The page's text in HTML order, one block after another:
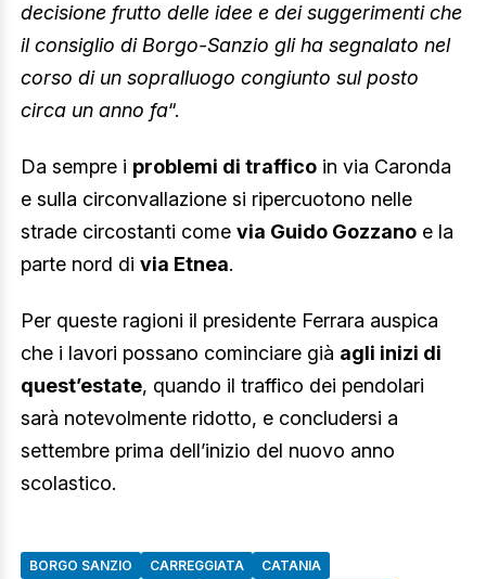
decisione frutto delle idee e dei suggerimenti che
il consiglio di Borgo-Sanzio gli ha segnalato nel
corso di un sopralluogo congiunto sul posto
circa un anno fa“.
Da sempre i problemi di traffico in via Caronda
e sulla circonvallazione si ripercuotono nelle
strade circostanti come via Guido Gozzano e la
parte nord di via Etnea.
Per queste ragioni il presidente Ferrara auspica
che i lavori possano cominciare già agli inizi di
quest’estate, quando il traffico dei pendolari
sarà notevolmente ridotto, e concludersi a
settembre prima dell’inizio del nuovo anno
scolastico.
BORGO SANZIO CARREGGIATA
CATANIA